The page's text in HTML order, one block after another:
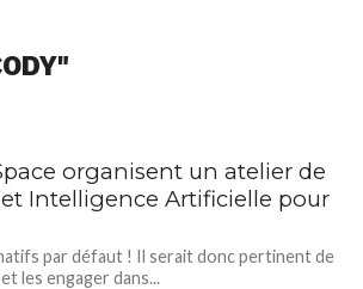
organisent un atelier de
Intelligence Artificielle pour
par défaut ! Il serait donc pertinent de
les engager dans...